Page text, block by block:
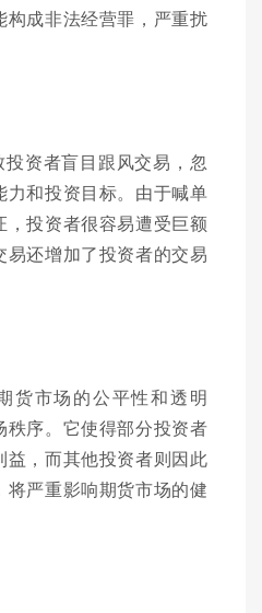
成非法经营罪，严重扰
资者盲目跟风交易，忽
和投资目标。由于喊单
投资者很容易遭受巨额
还增加了投资者的交易
货市场的公平性和透明
秩序。它使得部分投资者
，而其他投资者则因此
严重影响期货市场的健